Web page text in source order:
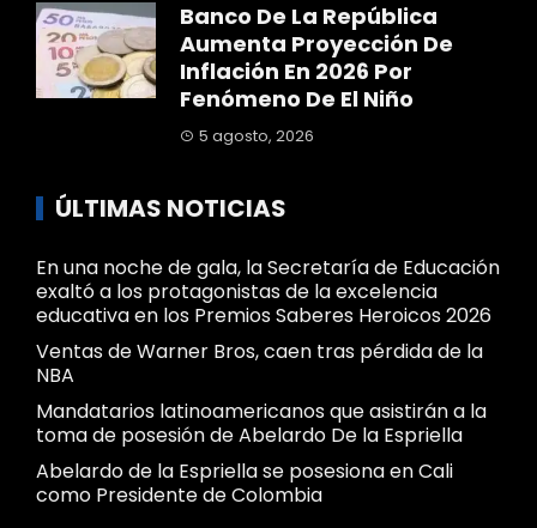
Banco De La República
Aumenta Proyección De
Inflación En 2026 Por
Fenómeno De El Niño
5 agosto, 2026
ÚLTIMAS NOTICIAS
En una noche de gala, la Secretaría de Educación
exaltó a los protagonistas de la excelencia
educativa en los Premios Saberes Heroicos 2026
Ventas de Warner Bros, caen tras pérdida de la
NBA
Mandatarios latinoamericanos que asistirán a la
toma de posesión de Abelardo De la Espriella
Abelardo de la Espriella se posesiona en Cali
como Presidente de Colombia